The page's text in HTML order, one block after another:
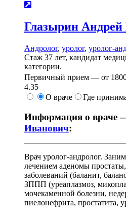
Глазырин Андрей
Андролог, уролог, уролог-
Стаж 37 лет, кандидат
категории.
Первичный прием — от
4.35
О враче
Где
Информация о враче
Иванович:
Врач уролог-андролог.
лечением аденомы
заболеваний (баланит,
ЗППП (уреаплазмоз,
мочекаменной болезни,
пиелонефрита, простатита,